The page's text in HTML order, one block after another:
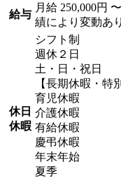
給与
月給 250,000円
績により変動あ
休日
休暇
シフト制
週休２日
土・日・祝日
【長期休暇・特
育児休暇
介護休暇
有給休暇
慶弔休暇
年末年始
夏季